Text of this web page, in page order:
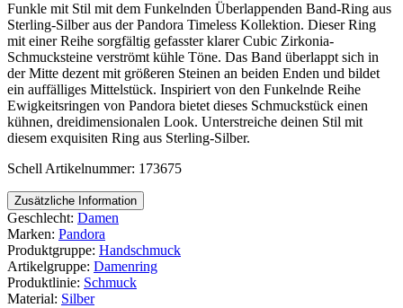
Funkle mit Stil mit dem Funkelnden Überlappenden Band-Ring aus
Sterling-Silber aus der Pandora Timeless Kollektion. Dieser Ring
mit einer Reihe sorgfältig gefasster klarer Cubic Zirkonia-
Schmucksteine verströmt kühle Töne. Das Band überlappt sich in
der Mitte dezent mit größeren Steinen an beiden Enden und bildet
ein auffälliges Mittelstück. Inspiriert von den Funkelnde Reihe
Ewigkeitsringen von Pandora bietet dieses Schmuckstück einen
kühnen, dreidimensionalen Look. Unterstreiche deinen Stil mit
diesem exquisiten Ring aus Sterling-Silber.
Schell Artikelnummer: 173675
Zusätzliche Information
Geschlecht: Damen
Marken: Pandora
Produktgruppe: Handschmuck
Artikelgruppe: Damenring
Produktlinie: Schmuck
Material: Silber